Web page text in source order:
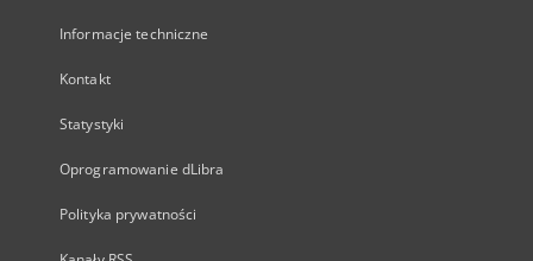
Informacje techniczne
Kontakt
Statystyki
Oprogramowanie dLibra
Polityka prywatności